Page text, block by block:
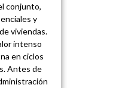
conjunto,
y
viviendas.
intenso
en ciclos
Antes de